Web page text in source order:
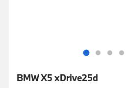
BMW X5 xDrive25d